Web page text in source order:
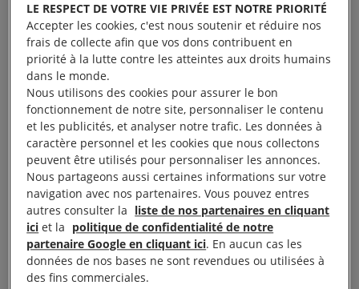
LECTURE SPECTACLE ET CHANSONS: Les gâs
qu’ont mal tourné de 15 h à 17h 15 place du Cloître
77160 Provins Jean -Noël Pommé & Jean
LE RESPECT DE VOTRE VIE PRIVÉE EST NOTRE PRIORITÉ
Accepter les cookies, c'est nous soutenir et réduire nos
frais de collecte afin que vos dons contribuent en
priorité à la lutte contre les atteintes aux droits humains
dans le monde.
Nous utilisons des cookies pour assurer le bon
fonctionnement de notre site, personnaliser le contenu
et les publicités, et analyser notre trafic. Les données à
caractère personnel et les cookies que nous collectons
peuvent être utilisés pour personnaliser les annonces.
Nous partageons aussi certaines informations sur votre
navigation avec nos partenaires. Vous pouvez entres
autres consulter la liste de nos partenaires en cliquant
ici et la politique de confidentialité de notre
partenaire Google en cliquant ici. En aucun cas les
données de nos bases ne sont revendues ou utilisées à
des fins commerciales.